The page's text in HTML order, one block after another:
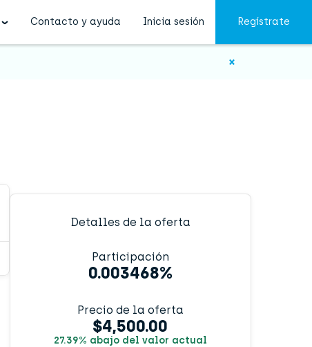
Contacto y ayuda Inicia sesión Regístrate
×
Detalles de la oferta
Participación
0.003468%
Precio de la oferta
$4,500.00
27.39% abajo del valor actual